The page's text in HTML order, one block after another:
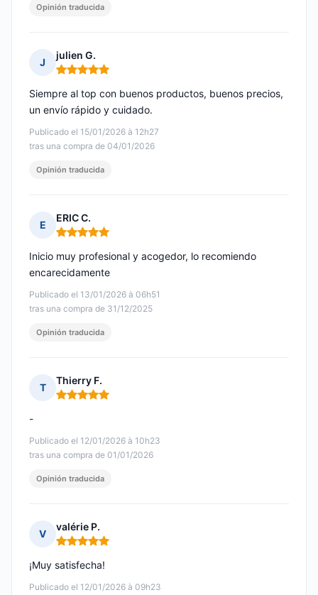
Opinión traducida
J
julien G.
Nota: 5 de 5
Publicado el 15/01/2026 à 12h27
tras una compra de 04/01/2026
Siempre al top con buenos productos, buenos precios,
un envío rápido y cuidado.
Opinión traducida
E
ERIC C.
Nota: 5 de 5
Publicado el 13/01/2026 à 06h51
tras una compra de 31/12/2025
Inicio muy profesional y acogedor, lo recomiendo
encarecidamente
Opinión traducida
T
Thierry F.
Nota: 5 de 5
Publicado el 12/01/2026 à 10h23
tras una compra de 01/01/2026
-
Opinión traducida
V
valérie P.
Nota: 5 de 5
Publicado el 12/01/2026 à 09h23
¡Muy satisfecha!